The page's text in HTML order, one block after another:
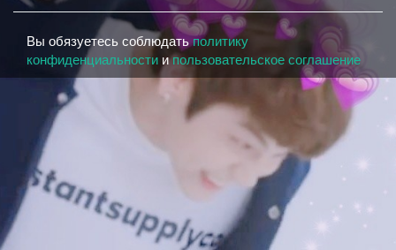
Вы обязуетесь соблюдатьполитику
конфиденциальности ипользовательское соглашение